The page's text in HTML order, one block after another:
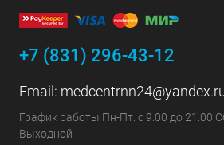
+7 (831) 296-43-12
Email:
График работы Пн-Пт: с 9:00 до 21:00
Выходной